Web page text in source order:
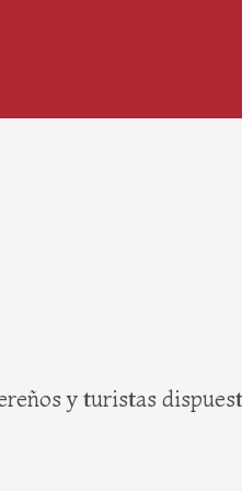
y turistas